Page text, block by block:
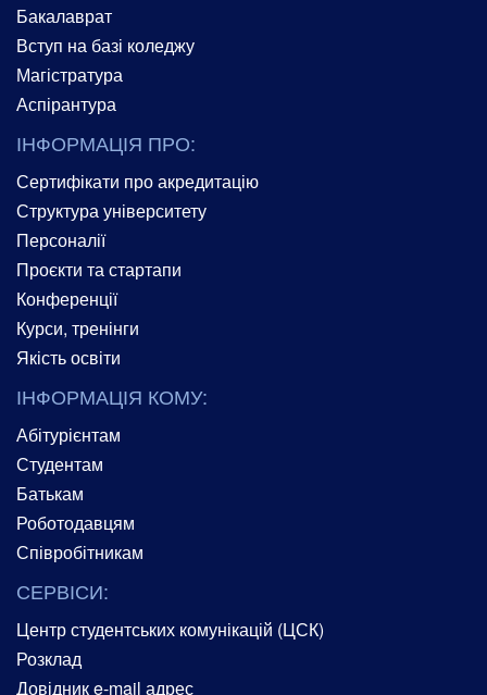
Бакалаврат
Вступ на базі коледжу
Магістратура
Аспірантура
ІНФОРМАЦІЯ ПРО:
Сертифікати про акредитацію
Структура університету
Персоналії
Проєкти та стартапи
Конференції
Курси, тренінги
Якість освіти
ІНФОРМАЦІЯ КОМУ:
Абітурієнтам
Студентам
Батькам
Роботодавцям
Співробітникам
СЕРВІСИ:
Центр студентських комунікацій (ЦСК)
Розклад
Довідник e-mail адрес